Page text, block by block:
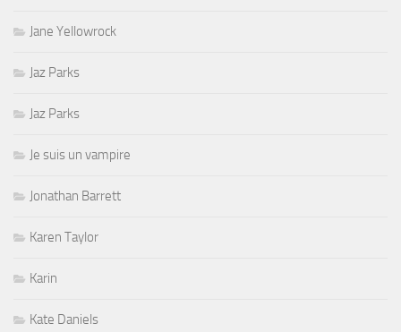
Jane Yellowrock
Jaz Parks
Jaz Parks
Je suis un vampire
Jonathan Barrett
Karen Taylor
Karin
Kate Daniels